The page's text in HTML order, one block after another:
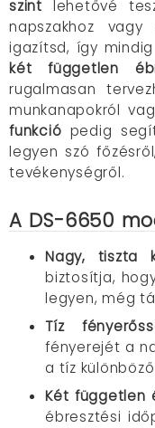
szint lehetővé
napszakhoz
igazítsd, így
két független
rugalmasan
munkanapokról
funkció pedig
legyen szó
tevékenységről.
A DS-6650
Nagy, tiszta
biztosítja,
legyen, még
Tíz
fényerejét a
a tíz
Két független
ébresztési